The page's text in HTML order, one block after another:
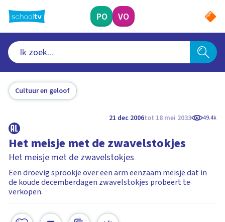
naar
hoofdinhoud
PO VO
Cultuur en geloof
21 dec 2006tot 18 mei 2033 49.4k
Het meisje met de zwavelstokjes
Het meisje met de zwavelstokjes
Een droevig sprookje over een arm eenzaam meisje dat in
de koude decemberdagen zwavelstokjes probeert te
verkopen.